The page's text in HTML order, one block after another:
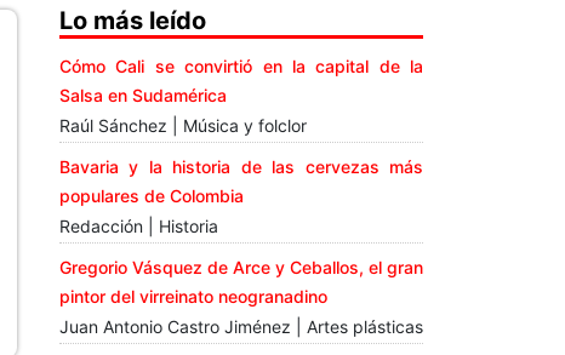
Lo más leído
Cómo Cali se convirtió en la capital de la
Salsa en Sudamérica
Raúl Sánchez | Música y folclor
Bavaria y la historia de las cervezas más
populares de Colombia
Redacción | Historia
Gregorio Vásquez de Arce y Ceballos, el gran
pintor del virreinato neogranadino
Juan Antonio Castro Jiménez | Artes plásticas